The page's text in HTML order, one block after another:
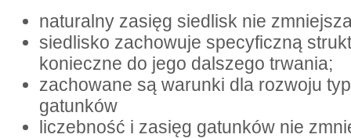
naturalny zasięg siedlisk nie
siedlisko zachowuje specyficzną
konieczne do jego dalszego trwania;
zachowane są warunki dla rozwoju
gatunków
liczebność i zasięg gatunków nie